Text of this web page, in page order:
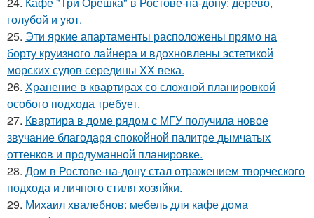
голубой и уют.
25. Эти яркие апартаменты расположены прямо на
борту круизного лайнера и вдохновлены эстетикой
морских судов середины XX века.
26. Хранение в квартирах со сложной планировкой
особого подхода требует.
27. Квартира в доме рядом с МГУ получила новое
звучание благодаря спокойной палитре дымчатых
оттенков и продуманной планировке.
28. Дом в Ростове-на-дону стал отражением творческого
подхода и личного стиля хозяйки.
29. Михаил хвалебнов: мебель для кафе дома